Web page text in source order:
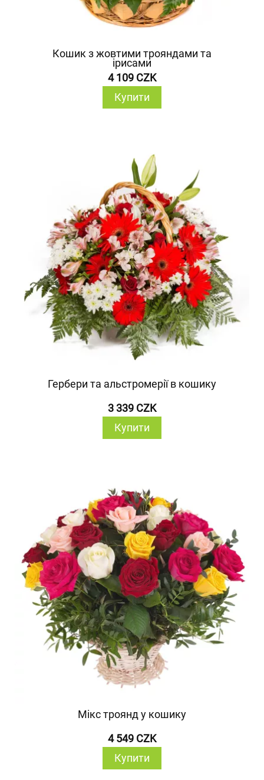
Кошик з жовтими трояндами та
ірисами
4 109 CZK
Купити
Гербери та альстромерії в кошику
3 339 CZK
Купити
Мікс троянд у кошику
4 549 CZK
Купити